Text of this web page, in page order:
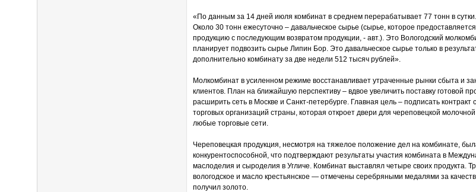
«По данным за 14 дней июля комбинат в среднем перерабатывает 77 тонн в
Около 30 тонн ежесуточно – давальческое сырье (сырье, которое
продукцию с последующим возвратом продукции, - авт.). Это Вологодский
планирует подвозить сырье Липин Бор. Это давальческое сырье только в
дополнительно комбинату за две недели 512 тысяч рублей».
Молкомбинат в усиленном режиме восстанавливает утраченные рынки сбыта и
клиентов. План на ближайшую перспективу – вдвое увеличить поставку готовой
расширить сеть в Москве и Санкт-петербурге. Главная цель – подписать
торговых организаций страны, которая откроет двери для череповецкой
любые торговые сети.
Череповецкая продукция, несмотря на тяжелое положение дел на комбинате,
конкурентоспособной, что подтверждают результаты участия комбината в
маслоделия и сыроделия в Угличе. Комбинат выставлял четыре своих продукта.
вологодское и масло крестьянское — отмечены серебряными медалями за
получил золото.